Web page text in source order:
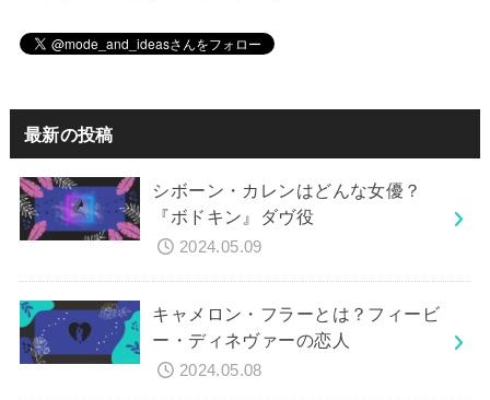
最新の投稿
シボーン・カレンはどんな女優？
『ボドキン』ダヴ役
2024.05.09
キャメロン・フラーとは？フィービ
ー・ディネヴァーの恋人
2024.05.08